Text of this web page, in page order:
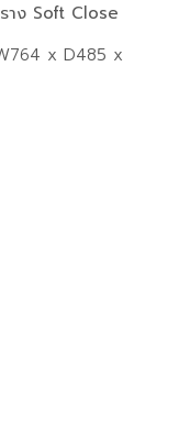
าง Soft Close
x D485 x